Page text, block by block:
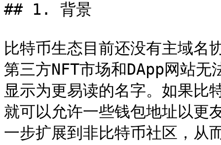
## 1. 背景
比特币生态目前还没有主域名
第三方NFT市场和DApp网站
显示为更易读的名字。如果比
就可以允许一些钱包地址以更
一步扩展到非比特币社区，从